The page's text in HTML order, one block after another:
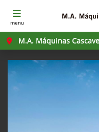
menu
M.A. Máquinas